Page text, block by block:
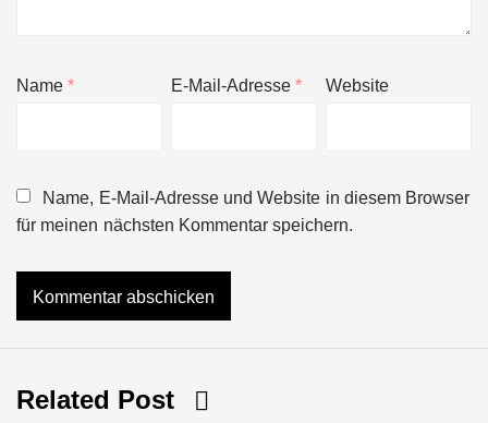
Name* E-Mail-Adresse* Website
Name, E-Mail-Adresse und Website in diesem Browser
für meinen nächsten Kommentar speichern.
Related Post